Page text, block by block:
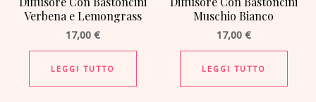
Verbena e Lemongrass
17,00 €
LEGGI TUTTO
Muschio Bianco
17,00 €
LEGGI TUTTO